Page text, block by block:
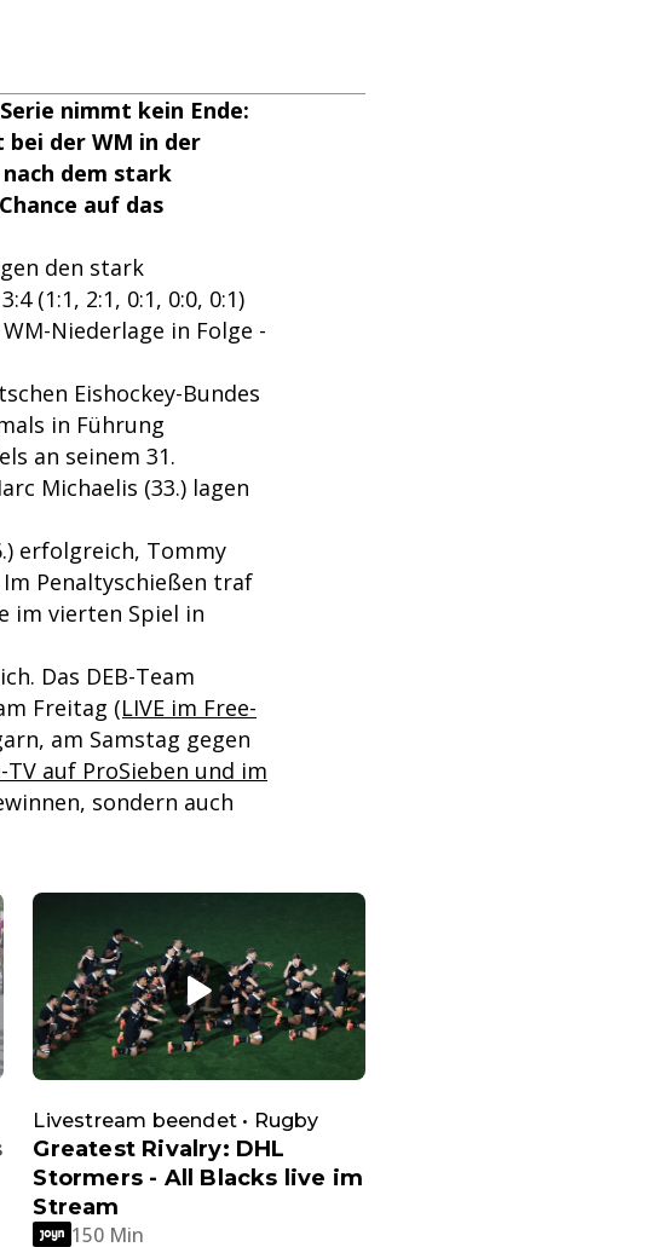
nimmt kein Ende:
der WM in der
dem stark
auf das
den stark
(1:1, 2:1, 0:1, 0:0, 0:1)
Niederlage in Folge -
Eishockey-Bundes
in Führung
an seinem 31.
Michaelis (33.) lagen
erfolgreich, Tommy
Penaltyschießen traf
im vierten Spiel in
Das DEB-Team
Freitag (LIVE im Free-
am Samstag gegen
TV auf ProSieben und im
sondern auch
Livestream beendet • Rugby
Greatest Rivalry: DHL
Stormers - All Blacks live im
Stream
150 Min